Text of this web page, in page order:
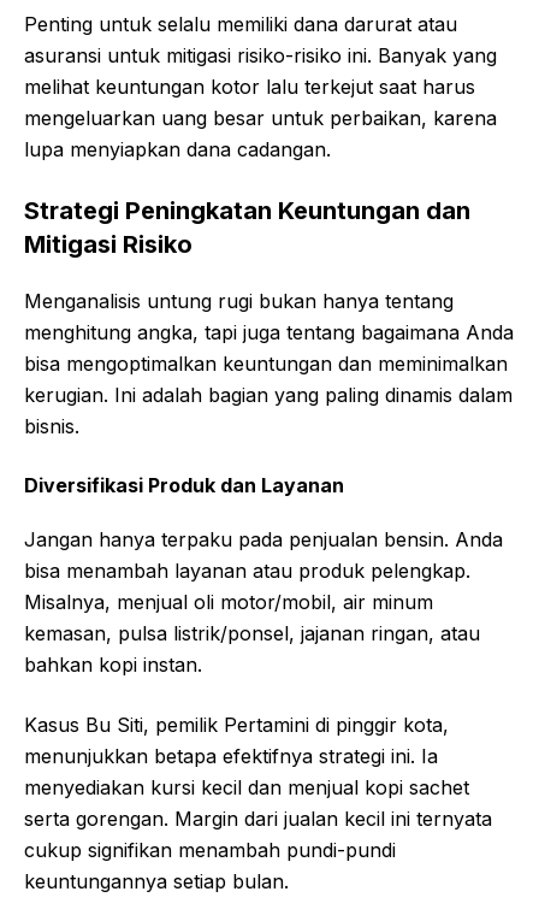
Penting untuk selalu memiliki dana darurat atau
asuransi untuk mitigasi risiko-risiko ini. Banyak yang
melihat keuntungan kotor lalu terkejut saat harus
mengeluarkan uang besar untuk perbaikan, karena
lupa menyiapkan dana cadangan.
Strategi Peningkatan Keuntungan dan
Mitigasi Risiko
Menganalisis untung rugi bukan hanya tentang
menghitung angka, tapi juga tentang bagaimana Anda
bisa mengoptimalkan keuntungan dan meminimalkan
kerugian. Ini adalah bagian yang paling dinamis dalam
bisnis.
Diversifikasi Produk dan Layanan
Jangan hanya terpaku pada penjualan bensin. Anda
bisa menambah layanan atau produk pelengkap.
Misalnya, menjual oli motor/mobil, air minum
kemasan, pulsa listrik/ponsel, jajanan ringan, atau
bahkan kopi instan.
Kasus Bu Siti, pemilik Pertamini di pinggir kota,
menunjukkan betapa efektifnya strategi ini. Ia
menyediakan kursi kecil dan menjual kopi sachet
serta gorengan. Margin dari jualan kecil ini ternyata
cukup signifikan menambah pundi-pundi
keuntungannya setiap bulan.